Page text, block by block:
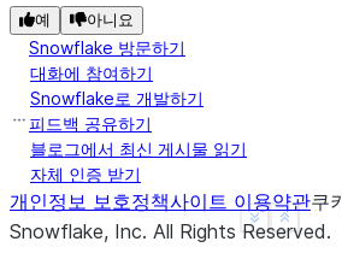
Show
See more
예 아니요
Snowflake 방문하기
대화에 참여하기
Snowflake로 개발하기
피드백 공유하기
블로그에서 최신 게시물 읽기
자체 인증 받기
개인정보 보호정책사이트 이용약관쿠
Snowflake, Inc. All Rights Reserved.